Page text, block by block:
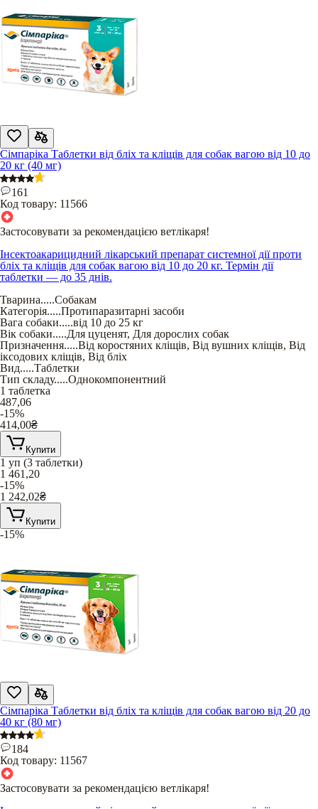
Сімпаріка Таблетки від бліх та кліщів для собак вагою від 10 до
20 кг (40 мг)
161
Код товару: 11566
Застосовувати за рекомендацією ветлікаря!
Інсектоакарицидний лікарський препарат системної дії проти
бліх та кліщів для собак вагою від 10 до 20 кг. Термін дії
таблетки — до 35 днів.
Тварина.....Собакам
Категорія.....Протипаразитарні засоби
Вага собаки.....від 10 до 25 кг
Вік собаки.....Для цуценят, Для дорослих собак
Призначення.....Від коростяних кліщів, Від вушних кліщів, Від
іксодових кліщів, Від бліх
Вид.....Таблетки
Тип складу.....Однокомпонентний
1 таблетка
487,06
-15%
414,00₴
Купити
1 уп (3 таблетки)
1 461,20
-15%
1 242,02₴
Купити
-15%
Сімпаріка Таблетки від бліх та кліщів для собак вагою від 20 до
40 кг (80 мг)
184
Код товару: 11567
Застосовувати за рекомендацією ветлікаря!